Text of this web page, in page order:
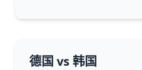
德国 vs 韩国